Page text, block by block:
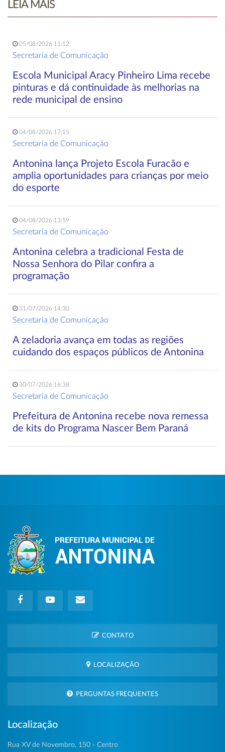
LEIA MAIS
05/08/2026 11:12
Secretaria de Comunicação
Escola Municipal Aracy Pinheiro Lima recebe
pinturas e dá continuidade às melhorias na
rede municipal de ensino
04/08/2026 17:15
Secretaria de Comunicação
Antonina lança Projeto Escola Furacão e
amplia oportunidades para crianças por meio
do esporte
04/08/2026 13:59
Secretaria de Comunicação
Antonina celebra a tradicional Festa de
Nossa Senhora do Pilar confira a
programação
31/07/2026 14:30
Secretaria de Comunicação
A zeladoria avança em todas as regiões
cuidando dos espaços públicos de Antonina
30/07/2026 16:38
Secretaria de Comunicação
Prefeitura de Antonina recebe nova remessa
de kits do Programa Nascer Bem Paraná
CONTATO
LOCALIZAÇÃO
PERGUNTAS FREQUENTES
Localização
Rua XV de Novembro, 150 - Centro